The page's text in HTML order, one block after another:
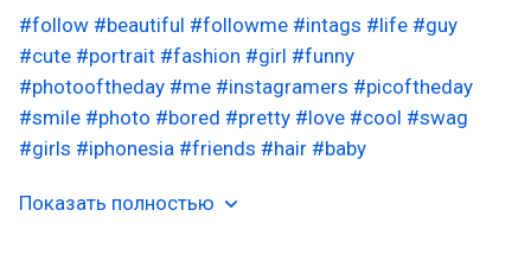
#follow #beautiful #followme #intags #life #guy
#cute #portrait #fashion #girl #funny
#photooftheday #me #instagramers #picoftheday
#smile #photo #bored #pretty #love #cool #swag
#girls #iphonesia #friends #hair #baby
Показать полностью